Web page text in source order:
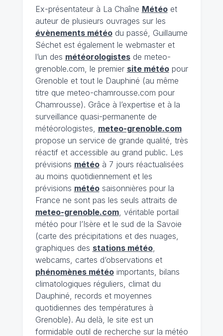
Ex-présentateur à La Chaîne Météoet
auteur de plusieurs ouvrages sur les
évènements météodu passé, Guillaume
Séchet est également le webmaster et
l’un des météorologistesde meteo-
grenoble.com, le premier site météopour
Grenoble et tout le Dauphiné (au même
titre que meteo-chamrousse.com pour
Chamrousse). Grâce à l’expertise et à la
surveillance quasi-permanente de
météorologistes, meteo-grenoble.com
propose un service de grande qualité, très
réactif et accessible au grand public. Les
prévisions météoà 7 jours réactualisées
au moins quotidiennement et les
prévisions météosaisonnières pour la
France ne sont pas les seuls attraits de
meteo-grenoble.com, véritable portail
météo pour l’Isère et le sud de la Savoie
(carte des précipitations et des nuages,
graphiques des stations météo,
webcams, cartes d’observations et
phénomènes météoimportants, bilans
climatologiques réguliers, climat du
Dauphiné, records et moyennes
quotidiennes des températures à
Grenoble). Au delà, le site est un
formidable outil de recherche sur la météo